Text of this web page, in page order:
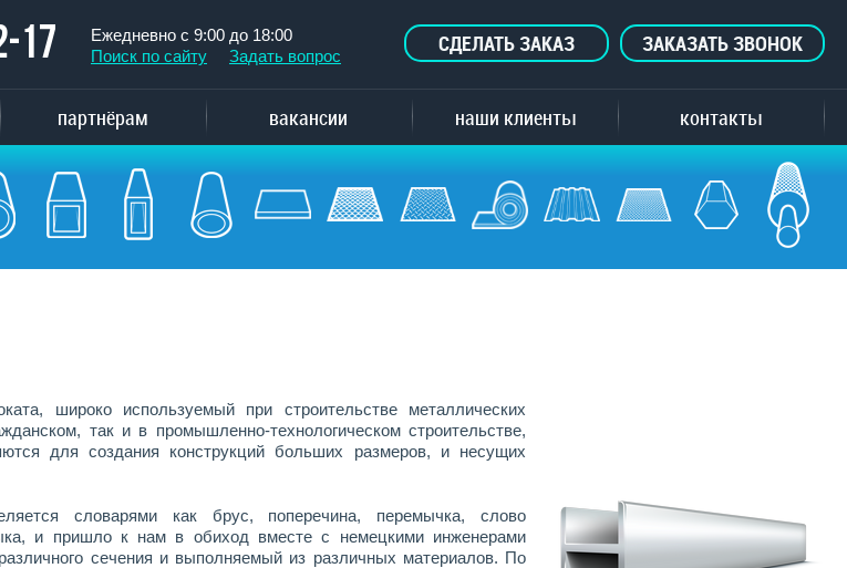
17
Ежедневно с 9:00 до 18:00
Поиск по сайту
Задать вопрос ЗАКАЗАТЬ ЗВОНОК
СДЕЛАТЬ ЗАКАЗ
партнёрам вакансии наши клиенты контакты
широко используемый при строительстве металлических
так и в промышленно-технологическом строительстве,
для создания конструкций больших размеров, и несущих
словарями как брус, поперечина, перемычка, слово
и пришло к нам в обиход вместе с немецкими инженерами
сечения и выполняемый из различных материалов. По